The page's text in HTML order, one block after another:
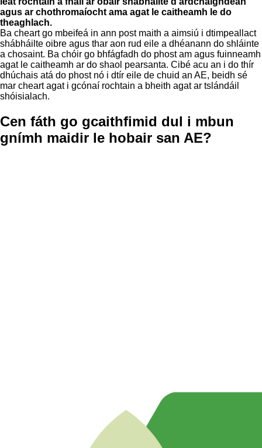
agus ar chothromaíocht ama agat le caitheamh le do
theaghlach.
Ba cheart go mbeifeá in ann post maith a aimsiú i dtimpeallact
shábháilte oibre agus thar aon rud eile a dhéanann do shláinte
a chosaint. Ba chóir go bhfágfadh do phost am agus fuinneamh
agat le caitheamh ar do shaol pearsanta. Cibé acu an i do thír
dhúchais atá do phost nó i dtír eile de chuid an AE, beidh sé
mar cheart agat i gcónaí rochtain a bheith agat ar tslándáil
shóisialach.
Cen fáth go gcaithfimid dul i mbun
gnímh maidir le hobair san AE?